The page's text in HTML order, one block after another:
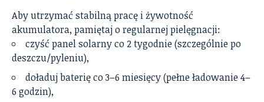
Aby utrzymać stabilną pracę i żywotność
akumulatora, pamiętaj o regularnej pielęgnacji:
czyść panel solarny co 2 tygodnie (szczególnie po
deszczu/pyleniu),
doładuj baterię co 3–6 miesięcy (pełne ładowanie 4–
6 godzin),